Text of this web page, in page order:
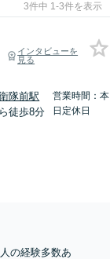
3件中 1-3件を表示
インタビューを
見る
隊前駅
徒歩8分
営業時間：本
日定休日
の経験多数あ